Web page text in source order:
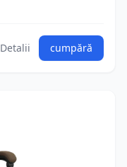
Detalii cumpără